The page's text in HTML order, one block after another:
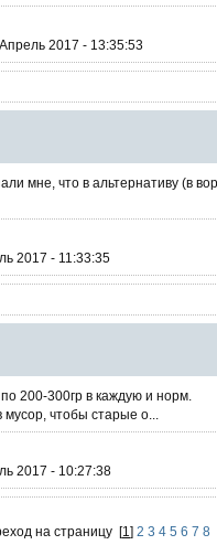
2017 - 13:35:53
мне, что в альтернативу (в
2017 - 11:33:35
200-300гр в каждую и норм.
чтобы старые о...
2017 - 10:27:38
на страницу [1 ] 2 3 4 5 6 7 8